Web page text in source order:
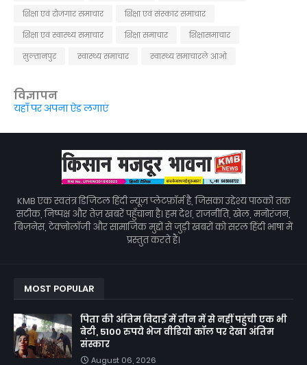
शिक्षा एवं रोजगार समाचार
शिक्षा एवं संस्कार समाचार
शिक्षा एवं स्वास्थ्य समाचार
शिक्षा समाचार
शिक्षासमाचार
सुल्तानपुर
स्वास्थ्य समाचार स्वास्थ्य समाचारले आओ
विज्ञापन
यहाँ पर अपना ऐड लगाएं
KMB एक स्वतंत्र डिजिटल हिंदी न्यूज़ प्लेटफ़ॉर्म है, जिसका उद्देश्य पाठकों तक
सटीक, निष्पक्ष और तेज़ खबरें पहुँचाना है। हम देश, राजनीति, खेल, मनोरंजन,
बिज़नेस, टेक्नोलॉजी और सामाजिक मुद्दों से जुड़ी खबरों को सरल हिंदी भाषा में
प्रस्तुत करते हैं।
MOST POPULAR
पिता की अंतिम विदाई में तीन में से नहीं पहुंची एक भी
बेटी, 5100 रुपये भेज वीडियो कॉल पर देखा अंतिम
संस्कार
August 06, 2026